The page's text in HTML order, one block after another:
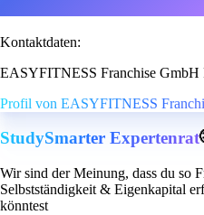
Kontaktdaten:
EASYFITNESS Franchise GmbH
Profil von EASYFITNESS
StudySmarter Expertenrat
Wir sind der Meinung, dass du so
Selbstständigkeit & Eigenkapital
könntest